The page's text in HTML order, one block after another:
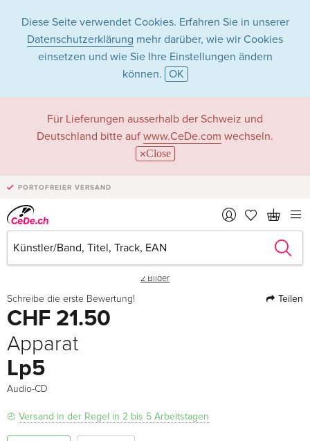
Diese Seite verwendet Cookies. Erfahren Sie in unserer
Datenschutzerklärung mehr darüber, wie wir Cookies
einsetzen und wie Sie Ihre Einstellungen ändern
können. OK
Für Lieferungen ausserhalb der Schweiz und
Deutschland bitte auf www.CeDe.com wechseln.
Close
PORTOFREIER VERSAND
2 Bilder
Schreibe die erste Bewertung! Teilen
CHF 21.50
Apparat
Lp5
Audio-CD
Versand in der Regel in 2 bis 5 Arbeitstagen